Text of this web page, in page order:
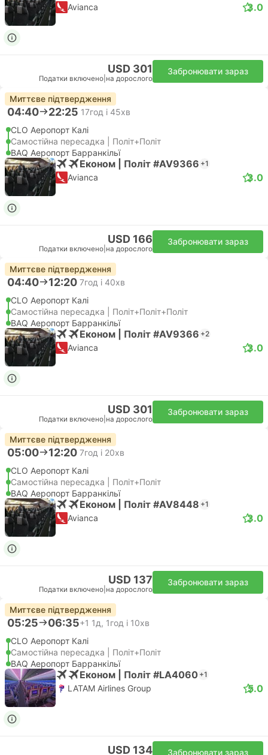
Avianca 3.0
USD 301
Податки включено на дорослого
Забронювати зараз
Миттєве підтвердження
04:40 22:25 17год і 45хв
CLO Аеропорт Калі
Самостійна пересадка | Політ+Політ
BAQ Аеропорт Барранкільї
Економ | Політ #AV9366 +1
Avianca 3.0
USD 166
Податки включено на дорослого
Забронювати зараз
Миттєве підтвердження
04:40 12:20 7год і 40хв
CLO Аеропорт Калі
Самостійна пересадка | Політ+Політ+Політ
BAQ Аеропорт Барранкільї
Економ | Політ #AV9366 +2
Avianca 3.0
USD 301
Податки включено на дорослого
Забронювати зараз
Миттєве підтвердження
05:00 12:20 7год і 20хв
CLO Аеропорт Калі
Самостійна пересадка | Політ+Політ
BAQ Аеропорт Барранкільї
Економ | Політ #AV8448 +1
Avianca 3.0
USD 137
Податки включено на дорослого
Забронювати зараз
Миттєве підтвердження
05:25 06:35+1 1д, 1год і 10хв
CLO Аеропорт Калі
Самостійна пересадка | Політ+Політ
BAQ Аеропорт Барранкільї
Економ | Політ #LA4060 +1
LATAM Airlines Group 5.0
USD 134 Забронювати зараз